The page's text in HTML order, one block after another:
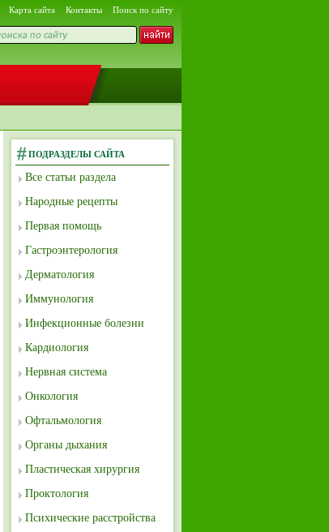
Карта сайта Контакты Поиск по сайту
ПОДРАЗДЕЛЫ САЙТА
Все статьи раздела
Народные рецепты
Первая помощь
Гастроэнтерология
Дерматология
Иммунология
Инфекционные болезни
Кардиология
Нервная система
Онкология
Офтальмология
Органы дыхания
Пластическая хирургия
Проктология
Психические расстройства